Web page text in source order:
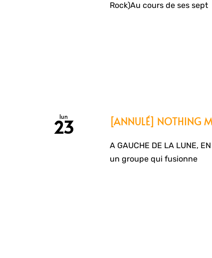
Rock)Au cours de ses sept
lun
23 [ANNULÉ] NOTHING
A GAUCHE DE LA LUNE,
un groupe qui fusionne